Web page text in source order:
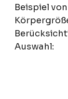
Beispiel
Auswahl: